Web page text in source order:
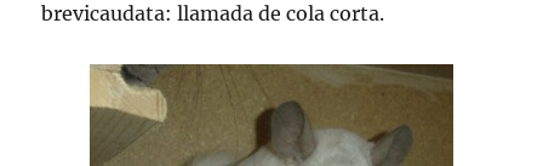
brevicaudata: llamada de cola corta.